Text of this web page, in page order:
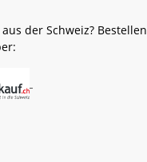
der Schweiz? Bestellen